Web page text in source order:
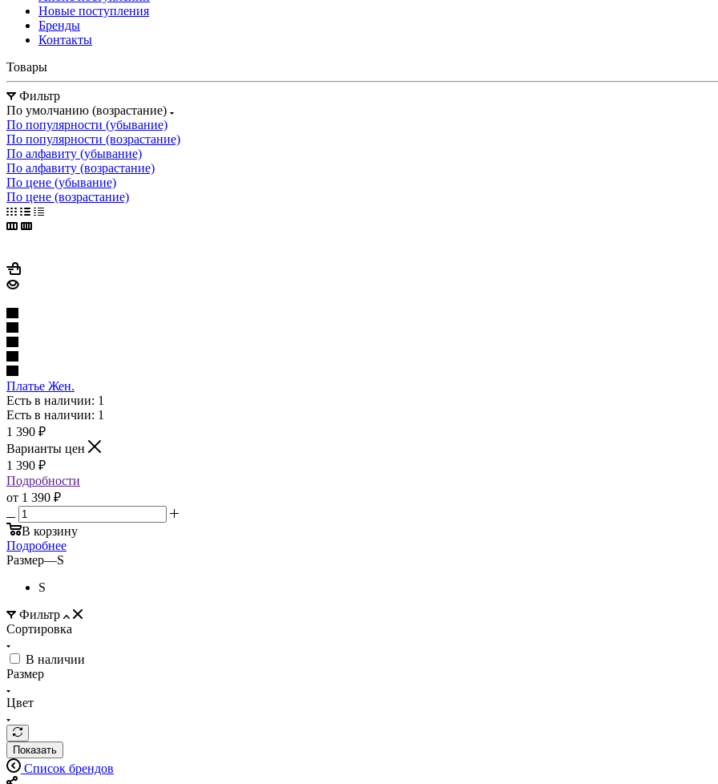
Новые поступления
Бренды
Контакты
Товары
Фильтр
По умолчанию (возрастание)
По популярности (убывание)
По популярности (возрастание)
По алфавиту (убывание)
По алфавиту (возрастание)
По цене (убывание)
По цене (возрастание)
Платье Жен.
Есть в наличии: 1
Есть в наличии: 1
1 390 ₽
Варианты цен
1 390 ₽
Подробности
от 1 390 ₽
В корзину
Подробнее
Размер—S
S
Фильтр
Сортировка
В наличии
Размер
Цвет
Показать
Список брендов